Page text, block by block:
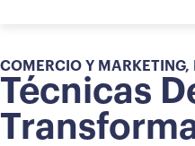
COMERCIO Y MARKETING,
Técnicas